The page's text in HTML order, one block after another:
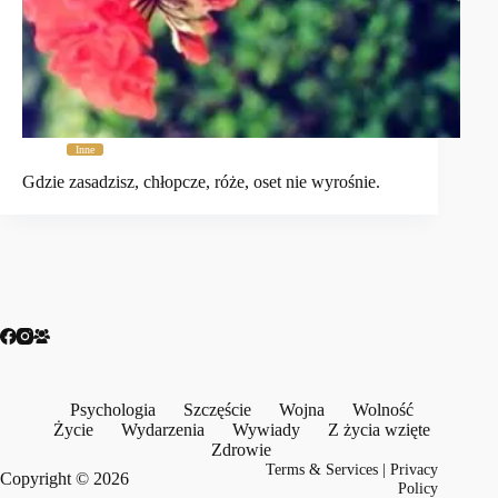
Inne
Gdzie zasadzisz, chłopcze, róże, oset nie wyrośnie.
Psychologia Szczęście Wojna
Wolność
Życie
Wydarzenia Wywiady
Z życia wzięte
Zdrowie
Copyright © 2026
Terms & Services |Privacy
Policy